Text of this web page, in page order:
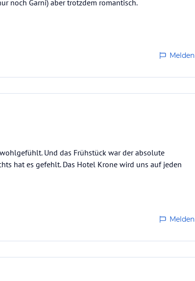
noch Garni) aber trotzdem romantisch.
Melden
Und das Frühstück war der absolute
hat es gefehlt. Das Hotel Krone wird uns auf jeden
Melden